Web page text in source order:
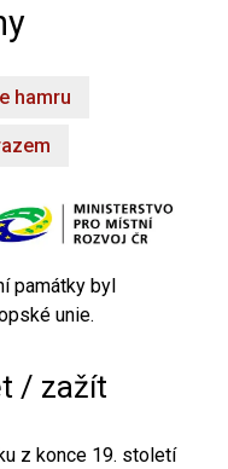
hamru
památky byl
unie.
/ zažít
z konce 19. století